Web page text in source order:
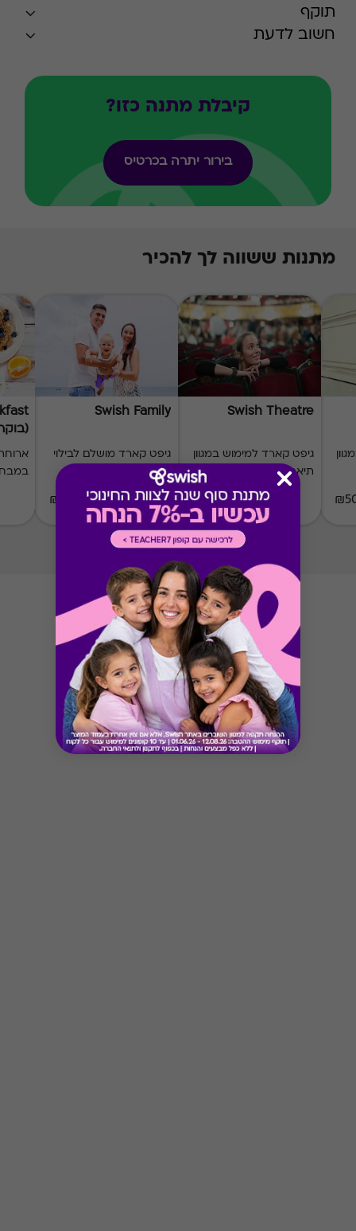
תוקף
חשוב לדעת
קיבלת מתנה כזו?
בירור יתרה בכרטיס
מתנות ששווה לך להכיר
Swish Theatre
גיפט קארד למימוש במגוון
תיאטראות
₪50-₪500
Swish Family
גיפט קארד מושלם לבילוי
משפחתי
₪20-₪500
(בוקר